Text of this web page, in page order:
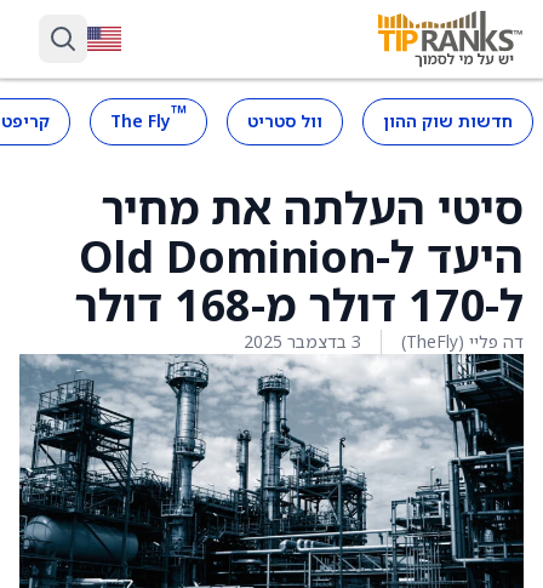
חדשות שוק ההון וול סטריט ™
The Fly
סיטי העלתה את מחיר
היעד ל-Old Dominion
ל-170 דולר מ-168 דולר
דה פליי (TheFly) 3 בדצמבר 2025